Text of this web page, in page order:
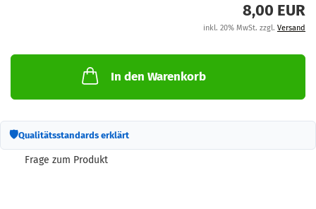
8,00 EUR
inkl. 20% MwSt. zzgl. Versand
In den Warenkorb
🛡Qualitätsstandards erklärt
Frage zum Produkt